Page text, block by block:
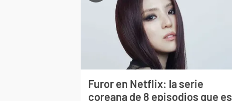
Furor en Netflix: la serie
coreana de 8 episodios que es